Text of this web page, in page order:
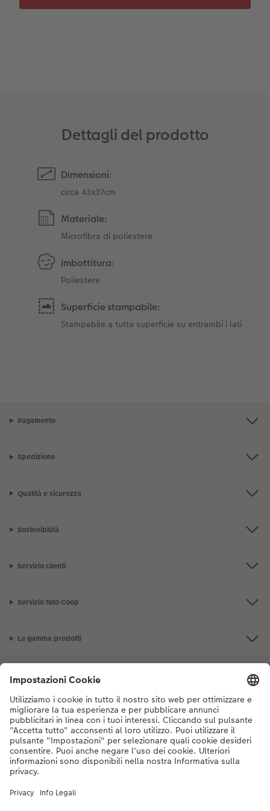
Dettagli del prodotto
Dimensioni:
circa 43x37cm
Materiale:
Microfibra di poliestere
Imbottitura:
Poliestere
Superficie stampabile:
Stampabile a tutta superficie su entrambi i lati
Pagamento
Spedizione
Qualità e sicurezza
Sostenibilità
Servizio clienti
Servizio foto Coop
La gamma prodotti
I nostri consigli
Se hai domande sui prodotti o sull'ordine, non esitare a contattarci dal
lunedì alla domenica dalle 9:00 alle 20:00 (esclusi i giorni festivi) al
numero di telefono044 499 10 38 dal lunedì alla domenica, dalle 9:00 alle
20:00 (festività escluse)
DE|FR|IT